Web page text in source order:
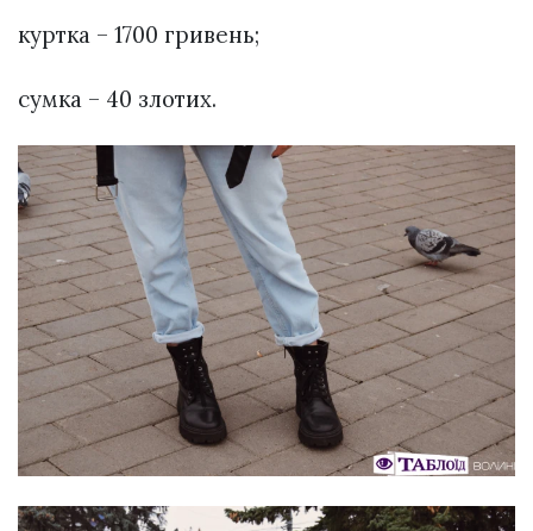
куртка – 1700 гривень;
сумка – 40 злотих.